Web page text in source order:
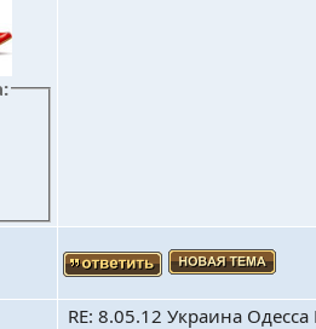
RE: 8.05.12 Украина